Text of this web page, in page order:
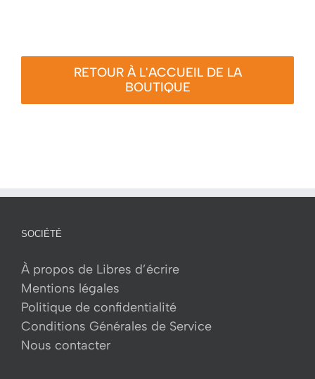
RETOUR À L'ACCUEIL DE LA
BOUTIQUE
SOCIÉTÉ
À propos de Libres d’écrire
Mentions légales
Politique de confidentialité
Conditions Générales de Service
Nous contacter